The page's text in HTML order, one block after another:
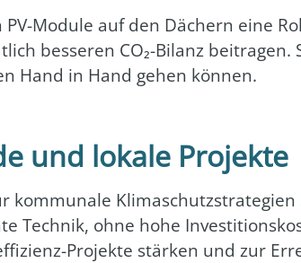
PV-Modu­le auf den Dächern eine
bes­se­ren CO₂-Bilanz
Hand in Hand gehen kön­nen.
und lokale Projekte
Kli­ma­schutz­stra­te­gien
Tech­nik, ohne hohe
Pro­jek­te stär­ken und zur